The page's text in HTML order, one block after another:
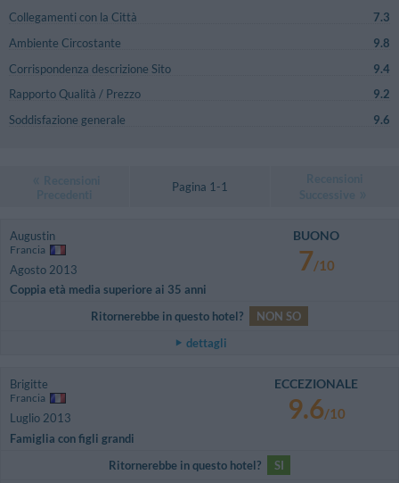
Collegamenti con la Città
7.3
Ambiente Circostante
9.8
Corrispondenza descrizione Sito
9.4
Rapporto Qualità / Prezzo
9.2
Soddisfazione generale
9.6
Pagina 1-1
Augustin
Francia
Agosto 2013
Coppia età media superiore ai 35 anni
BUONO
7/10
Ritornerebbe in questo hotel?
NON SO
dettagli
Brigitte
Francia
Luglio 2013
Famiglia con figli grandi
ECCEZIONALE
9.6/10
Ritornerebbe in questo hotel?
SI